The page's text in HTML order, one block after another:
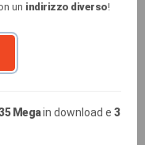
SCOPRI
un indirizzo diverso!
Megain download e 3